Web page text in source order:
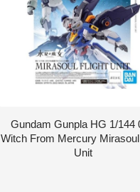
Gundam Gunpla HG 1/144
Witch From Mercury
Unit